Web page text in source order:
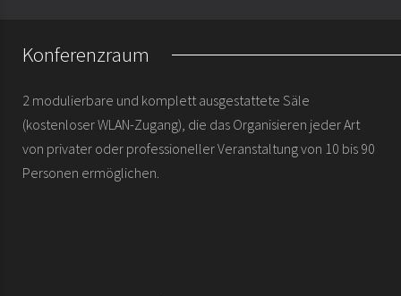
Seminare & Meetings
Geschichte
Konferenzraum
2 modulierbare und komplett ausgestattete Säle
(kostenloser WLAN-Zugang), die das Organisieren jeder Art
von privater oder professioneller Veranstaltung von 10 bis 90
Personen ermöglichen.